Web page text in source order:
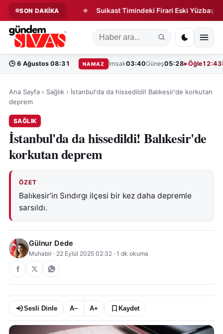
SON DAKİKA
Yeni Dönem! Suikast Timindeki Firari Eski Yüzbaşı
🕒 6 Ağustos 08:31 NAMAZ İmsak03:40Güneş05:28 Öğle12:43
Ana Sayfa › Sağlık › İstanbul'da da hissedildi! Balıkesir'de korkutan
deprem
SAĞLIK
İstanbul'da da hissedildi! Balıkesir'de
korkutan deprem
ÖZET
Balıkesir’in Sındırgı ilçesi bir kez daha depremle
sarsıldı.
Gülnur Dede
Muhabir · 22 Eylül 2025 02:32 · 1 dk okuma
Sesli Dinle A− A+ Kaydet